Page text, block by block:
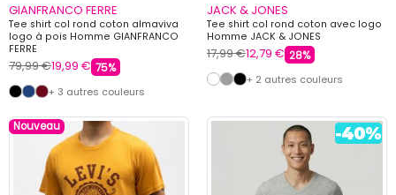
GIANFRANCO FERRE
Tee shirt col rond coton almaviva
logo à pois Homme GIANFRANCO
FERRE
79,99 €19,99 € 75%
+ 3 autres couleurs
JACK & JONES
Tee shirt col rond coton avec logo
Homme JACK & JONES
17,99 €12,79 € 28%
+ 2 autres couleurs
Nouveau